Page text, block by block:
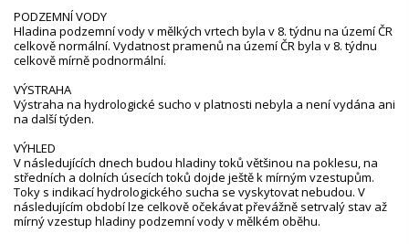
PODZEMNÍ VODY
Hladina podzemní vody v mělkých vrtech byla v 8. týdnu na území ČR
celkově normální. Vydatnost pramenů na území ČR byla v 8. týdnu
celkově mírně podnormální.
VÝSTRAHA
Výstraha na hydrologické sucho v platnosti nebyla a není vydána ani
na další týden.
VÝHLED
V následujících dnech budou hladiny toků většinou na poklesu, na
středních a dolních úsecích toků dojde ještě k mírným vzestupům.
Toky s indikací hydrologického sucha se vyskytovat nebudou. V
následujícím období lze celkově očekávat převážně setrvalý stav až
mírný vzestup hladiny podzemní vody v mělkém oběhu.